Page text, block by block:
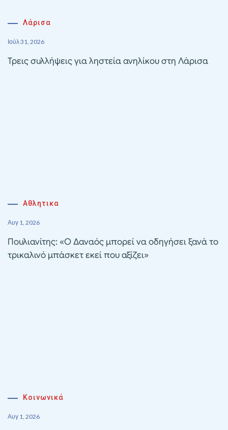
Λάρισα
Ιούλ 31, 2026
Τρεις συλλήψεις για ληστεία ανηλίκου στη Λάρισα
Αθλητικα
Αυγ 1, 2026
Πουλιανίτης: «Ο Δαναός μπορεί να οδηγήσει ξανά το
τρικαλινό μπάσκετ εκεί που αξίζει»
Κοινωνικά
Αυγ 1, 2026